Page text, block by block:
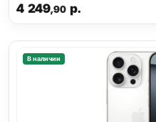
4 249,90 р.
В наличии